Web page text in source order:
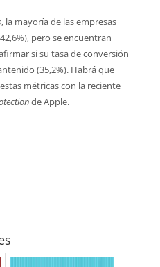
, la mayoría de las empresas
pero se encuentran
si su tasa de conversión
(35,2%). Habrá que
métricas con la reciente
de Apple.